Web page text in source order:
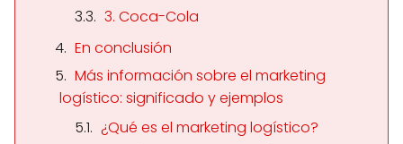
3. Coca-Cola
En conclusión
Más información sobre el marketing
logístico: significado y ejemplos
¿Qué es el marketing logístico?